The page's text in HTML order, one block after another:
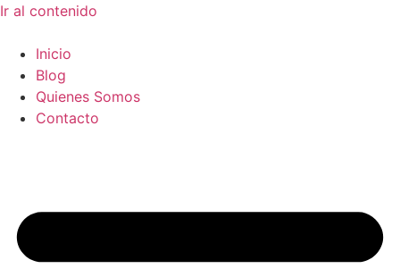
Ir al contenido
Inicio
Blog
Quienes Somos
Contacto